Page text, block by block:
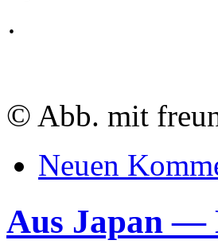
·
© Abb. mit
Neuen
Aus Japan